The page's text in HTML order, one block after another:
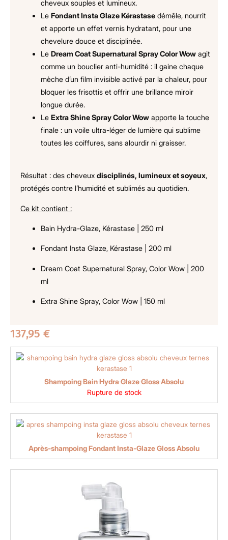
cheveux souples et lumineux.
Le Fondant Insta Glaze Kérastase démêle, nourrit
et apporte un effet vernis hydratant, pour une
chevelure douce et disciplinée.
Le Dream Coat Supernatural Spray Color Wow agit
comme un bouclier anti-humidité : il gaine chaque
mèche d’un film invisible activé par la chaleur, pour
bloquer les frisottis et offrir une brillance miroir
longue durée.
Le Extra Shine Spray Color Wow apporte la touche
finale : un voile ultra-léger de lumière qui sublime
toutes les coiffures, sans alourdir ni graisser.
Résultat : des cheveux disciplinés, lumineux et soyeux,
protégés contre l’humidité et sublimés au quotidien.
Ce kit contient :
Bain Hydra-Glaze, Kérastase | 250 ml
Fondant Insta Glaze, Kérastase | 200 ml
Dream Coat Supernatural Spray, Color Wow | 200
ml
Extra Shine Spray, Color Wow | 150 ml
137,95 €
Shampoing Bain Hydra Glaze Gloss Absolu
Rupture de stock
Après-shampoing Fondant Insta-Glaze Gloss Absolu